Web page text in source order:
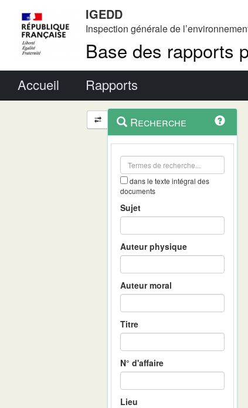
IGEDD
Inspection générale de
Base des rapports
Accueil Rapports
Navigation
et
outils
contextuel
Recherche
dans le texte intégral des
documents
Sujet
Auteur physique
Auteur moral
Titre
N° d'affaire
Lieu